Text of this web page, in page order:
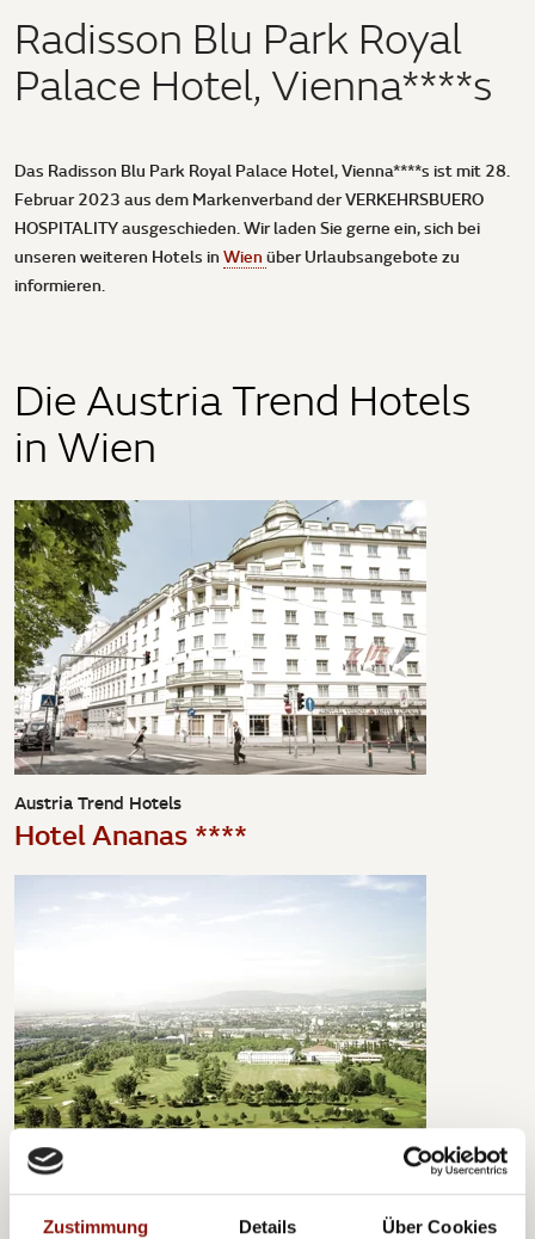
Zustimmung Details Über Cookies
Radisson Blu Park Royal
Palace Hotel, Vienna****s
Das Radisson Blu Park Royal Palace Hotel, Vienna****s ist mit 28.
Februar 2023 aus dem Markenverband der VERKEHRSBUERO
HOSPITALITY ausgeschieden. Wir laden Sie gerne ein, sich bei
unseren weiteren Hotels in Wien über Urlaubsangebote zu
informieren.
Die Austria Trend Hotels
in Wien
Austria Trend Hotels
Hotel Ananas ****
Austria Trend Hotels
Hotel Bosei ****